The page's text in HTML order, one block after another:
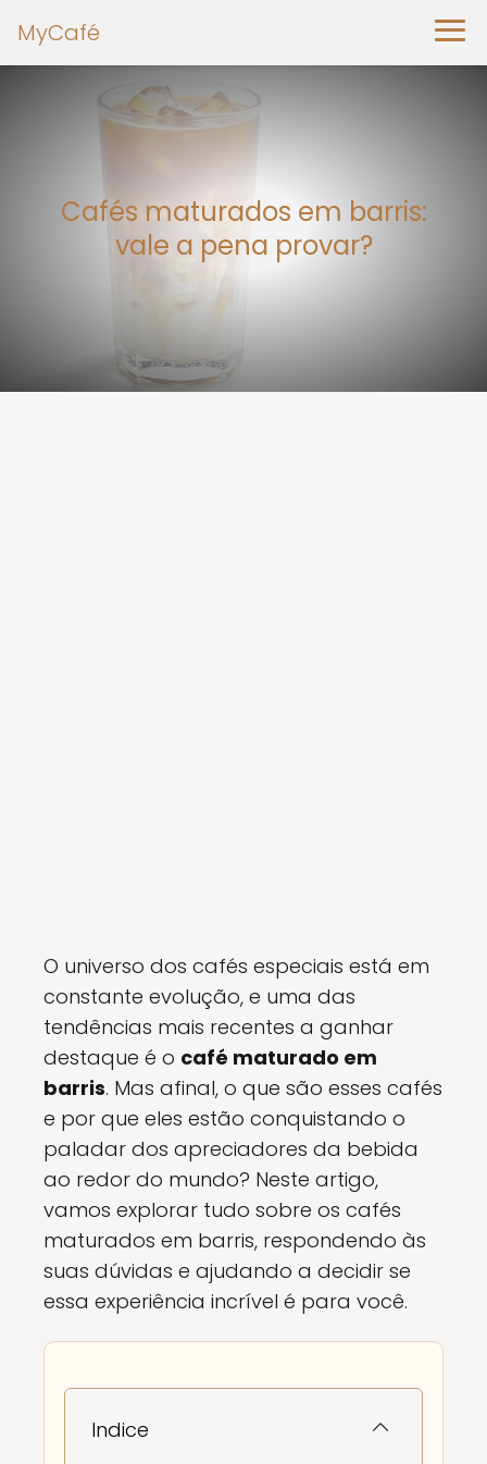
MyCafé
Cafés maturados em barris:
vale a pena provar?
O universo dos cafés especiais está em
constante evolução, e uma das
tendências mais recentes a ganhar
destaque é o café maturado em
barris. Mas afinal, o que são esses cafés
e por que eles estão conquistando o
paladar dos apreciadores da bebida
ao redor do mundo? Neste artigo,
vamos explorar tudo sobre os cafés
maturados em barris, respondendo às
suas dúvidas e ajudando a decidir se
essa experiência incrível é para você.
Indice